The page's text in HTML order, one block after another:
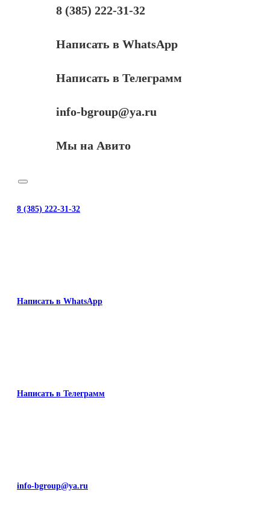
8 (385) 222-31-32
Написать в WhatsApp
Написать в Телеграмм
info-bgroup@ya.ru
Мы на Авито
8 (385) 222-31-32
Написать в WhatsApp
Написать в Телеграмм
info-bgroup@ya.ru